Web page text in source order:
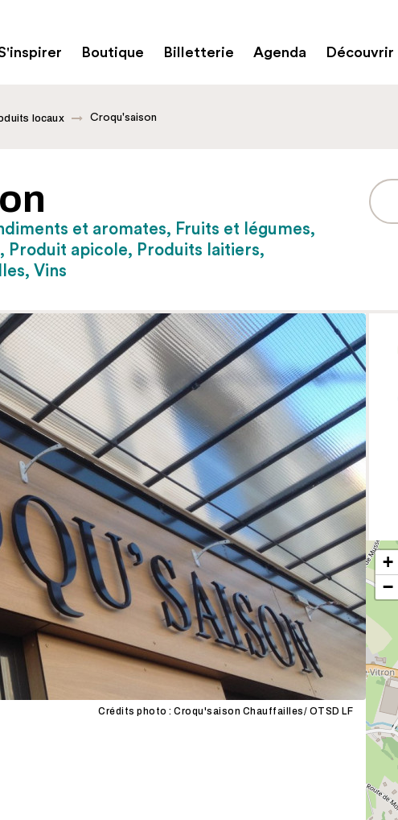
Boutique Billetterie Agenda Découvrir
locaux Croqu'saison
et aromates, Fruits et légumes,
Produit apicole, Produits laitiers,
Vins
Crédits photo : Croqu'saison Chauffailles/ OTSD LF
+
−